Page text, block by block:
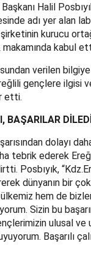
Halil
adı yer alan
kurucu
makamında kabul
verilen
gençlere ilgisi
etti.
BAŞARILAR DİLEDİ
dolayı
tebrik ederek
Posbıyık,
dünyanın bir
hem de
Sizin bu
ulusal ve
Başarılı